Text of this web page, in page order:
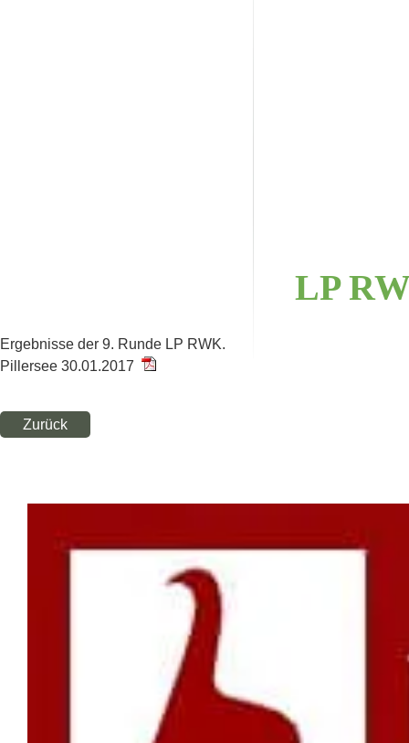
LP
Ergebnisse der 9. Runde LP RWK.
Pillersee 30.01.2017
Zurück